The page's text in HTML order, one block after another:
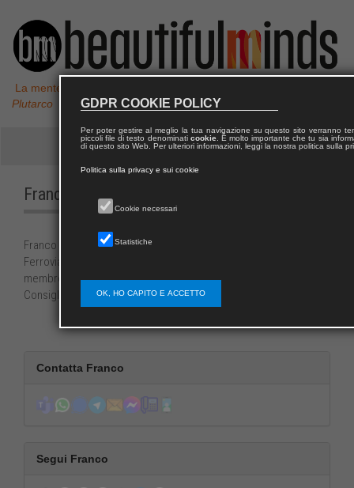
La mente non è un vaso da riempire, ma un fuoco da accendere,
Plutarco
Franco AMORE
Franco Amore, Psicologo presso la Direzione Sanità di Rete
Ferroviaria Italiana (RFI), Gruppo Ferrovie dello Stato Italiane;
membro del Gruppo di lavoro sullo Stress Lavoro-correlato del
Consiglio Nazionale Ordine Psicologi.
Contatta Franco
Segui Franco
GDPR COOKIE POLICY
Per poter gestire al meglio la tua navigazione su questo sito verranno
piccoli file di testo denominati cookie. È molto importante che tu sia
di questo sito Web. Per ulteriori informazioni, leggi la nostra politica sulla
Politica sulla privacy e sui cookie
Cookie necessari
Statistiche
OK, HO CAPITO E ACCETTO